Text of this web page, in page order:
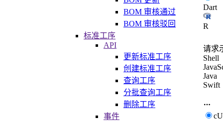
BOM 审核通过
BOM 审核驳回
标准工序
API
更新标准工序
创建标准工序
查询工序
分批查询工序
删除工序
事件
Dart
R
请求
Shell
Java
Swift